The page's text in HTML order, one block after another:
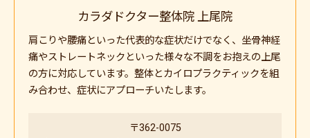
カラダドクター整体院 上尾院
肩こりや腰痛といった代表的な症状だけでなく、坐骨神経
痛やストレートネックといった様々な不調をお抱えの上尾
の方に対応しています。整体とカイロプラクティックを組
み合わせ、症状にアプローチいたします。
〒362-0075